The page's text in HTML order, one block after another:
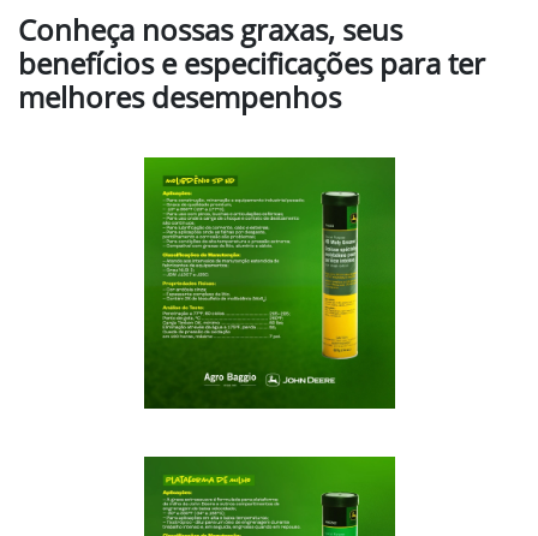
Conheça nossas graxas, seus
benefícios e especificações para ter
melhores desempenhos